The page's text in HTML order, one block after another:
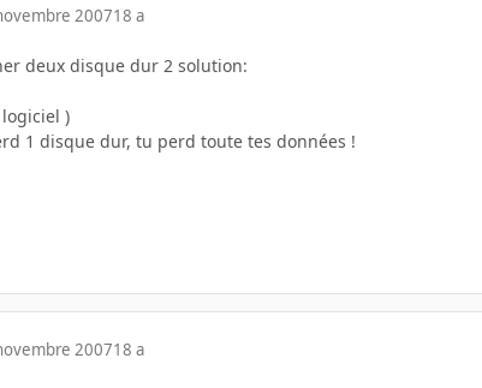
200718 a
deux disque dur 2 solution:
logiciel )
1 disque dur, tu perd toute tes données !
200718 a